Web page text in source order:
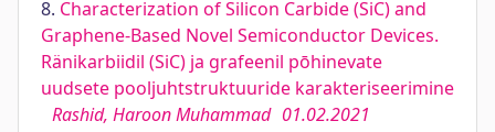
8. Characterization of Silicon Carbide (SiC) and
Graphene-Based Novel Semiconductor Devices.
Ränikarbiidil (SiC) ja grafeenil pōhinevate
uudsete pooljuhtstruktuuride karakteriseerimine
Rashid, Haroon Muhammad 01.02.2021